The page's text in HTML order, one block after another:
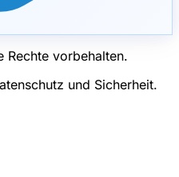
Rechte vorbehalten.
und Sicherheit.